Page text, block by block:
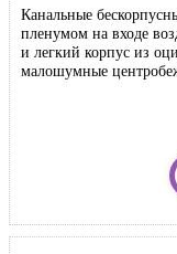
Канальные
пленумом на входе
и легкий корпус из
малошумные